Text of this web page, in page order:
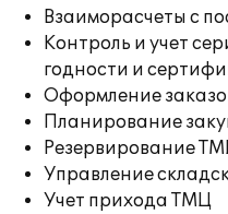
Взаиморасчеты с
Контроль и учет
годности и
Оформление
Планирование
Резервирование
Управление
Учет прихода ТМЦ